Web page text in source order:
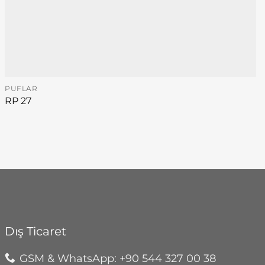
PUFLAR
RP 27
Dış Ticaret
GSM & WhatsApp: +90 544 327 00 38